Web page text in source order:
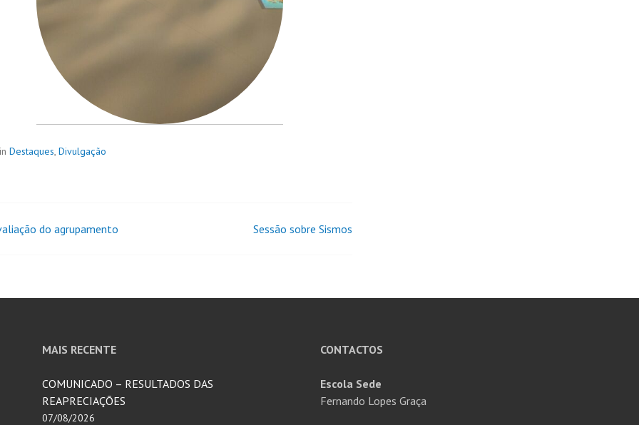
Destaques, Divulgação
do agrupamento Sessão sobre Sismos
MAIS RECENTE
COMUNICADO – RESULTADOS DAS
REAPRECIAÇÕES
07/08/2026
CONTACTOS
Escola Sede
Fernando Lopes Graça